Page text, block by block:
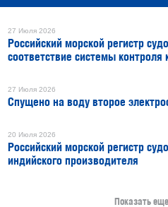
27 Июля 2026
Российский морской регистр
соответствие системы
27 Июля 2026
Спущено на воду второе
20 Июля 2026
Российский морской регистр
индийского производителя
Показать